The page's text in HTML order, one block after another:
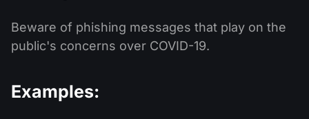
Beware of phishing messages that play on the
public's concerns over COVID-19.
Examples: